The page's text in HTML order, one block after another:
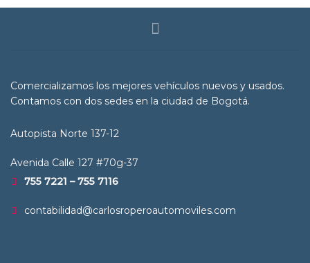
Comercializamos los mejores vehículos nuevos y usados.
Contamos con dos sedes en la ciudad de Bogotá.
Autopista Norte 137-12
Avenida Calle 127 #70g-37
755 7221 – 755 7116
contabilidad@carlosroperoautomoviles.com